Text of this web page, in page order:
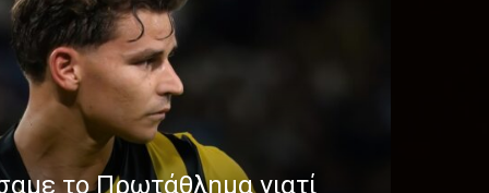
το Πρωτάθλημα γιατί